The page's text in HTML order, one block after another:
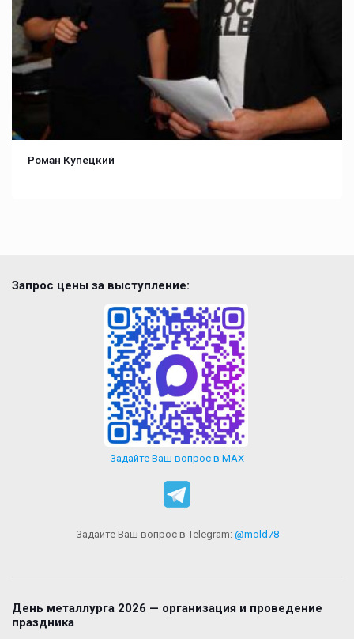
Роман Купецкий
Запрос цены за выступление:
Задайте Ваш вопрос в MAX
Задайте Ваш вопрос в Telegram: @mold78
День металлурга 2026 — организация и проведение
праздника